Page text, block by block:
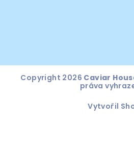
Copyright 2026 Caviar
práva
Vytvořil